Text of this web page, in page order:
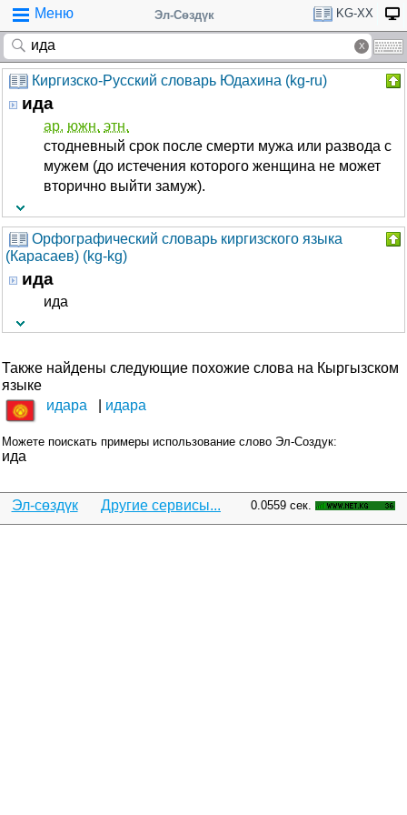
Меню Эл-Сөздүк KG-XX
Киргизско-Русский словарь Юдахина (kg-ru)
ида
ар. южн. этн.
стодневный срок после смерти мужа или развода с
мужем (до истечения которого женщина не может
вторично выйти замуж).
Орфографический словарь киргизского языка
(Карасаев) (kg-kg)
ида
ида
Также найдены следующие похожие слова на Кыргызском
языке
идара
идара
Можете поискать примеры использование слово Эл-Создук:
ида
Эл-сөздүк Другие сервисы... 0.0559 сек.